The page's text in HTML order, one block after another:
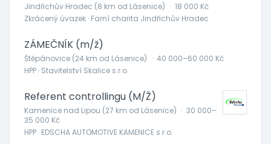
Jindřichův Hradec (8 km od Lásenice) · 18 000 Kč
Zkrácený úvazek · Farní charita Jindřichův Hradec
ZÁMEČNÍK (m/ž)
Štěpánovice (24 km od Lásenice) · 40 000–60 000 Kč
HPP · Stavitelství Skalice s.r.o.
Referent controllingu (M/Ž)
Kamenice nad Lipou (27 km od Lásenice) · 30 000–
35 000 Kč
HPP · EDSCHA AUTOMOTIVE KAMENICE s.r.o.